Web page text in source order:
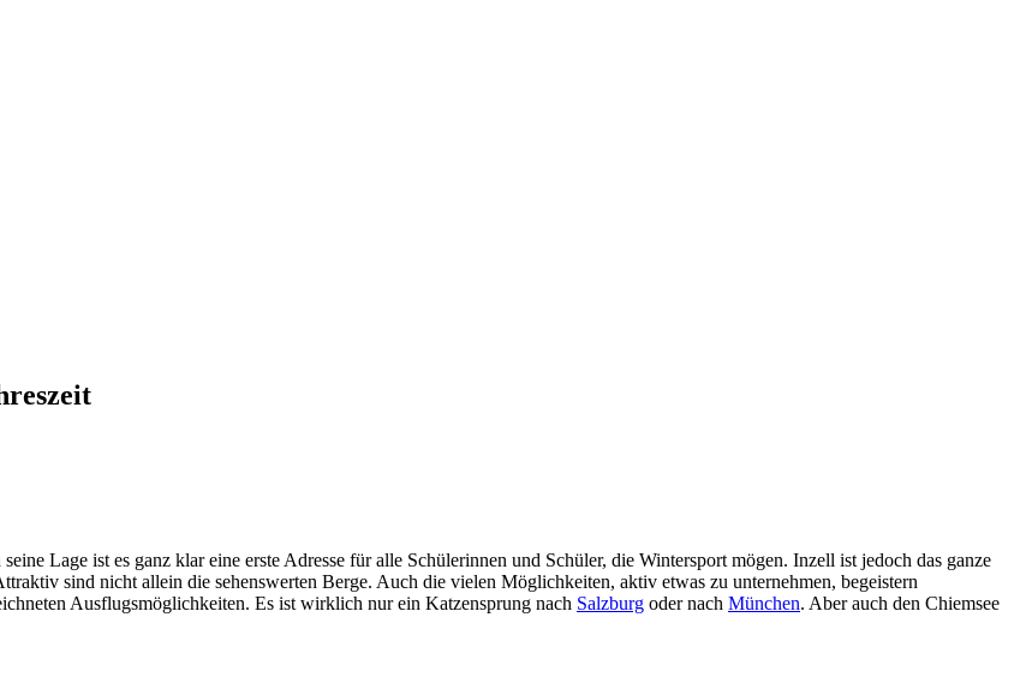
Lage ist es ganz klar eine erste Adresse für alle Schülerinnen und Schüler, die Wintersport mögen. Inzell ist jedoch das ganze
sind nicht allein die sehenswerten Berge. Auch die vielen Möglichkeiten, aktiv etwas zu unternehmen, begeistern
Ausflugsmöglichkeiten. Es ist wirklich nur ein Katzensprung nach Salzburg oder nach München. Aber auch den Chiemsee